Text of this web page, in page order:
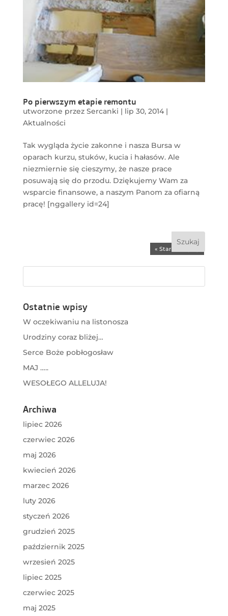
Po pierwszym etapie remontu
utworzone przez Sercanki | lip 30, 2014|
Aktualności
Tak wygląda życie zakonne i nasza Bursa w
oparach kurzu, stuków, kucia i hałasów. Ale
niezmiernie się cieszymy, że nasze prace
posuwają się do przodu. Dziękujemy Wam za
wsparcie finansowe, a naszym Panom za ofiarną
pracę! [nggallery id=24]
« Starsze wpisy
Ostatnie wpisy
W oczekiwaniu na listonosza
Urodziny coraz bliżej…
Serce Boże pobłogosław
MAJ …..
WESOŁEGO ALLELUJA!
Archiwa
lipiec 2026
czerwiec 2026
maj 2026
kwiecień 2026
marzec 2026
luty 2026
styczeń 2026
grudzień 2025
październik 2025
wrzesień 2025
lipiec 2025
czerwiec 2025
maj 2025